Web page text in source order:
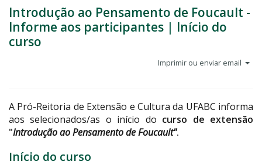
Introdução ao Pensamento de Foucault -
Informe aos participantes | Início do
curso
Imprimir ou enviar email
A Pró-Reitoria de Extensão e Cultura da UFABC informa
aos selecionados/as o início do curso de extensão
"Introdução ao Pensamento de Foucault".
Início do curso